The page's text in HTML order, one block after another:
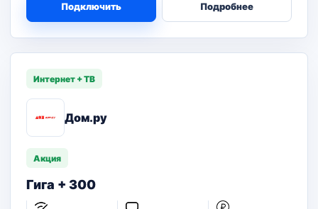
Подключить Подробнее
Интернет + ТВ
Дом.ру
Акция
Гига + 300